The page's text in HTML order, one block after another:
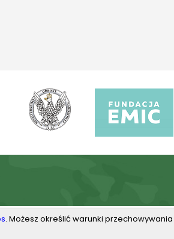
. Możesz określić warunki